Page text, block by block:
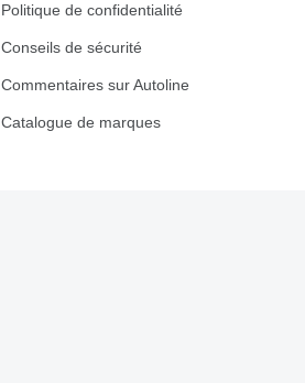
Politique de confidentialité
Conseils de sécurité
Commentaires sur Autoline
Catalogue de marques